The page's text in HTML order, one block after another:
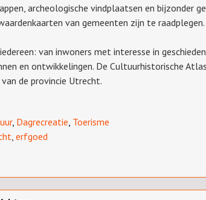
archeologische vindplaatsen en bijzonder
van gemeenten zijn te raadplegen.
van inwoners met interesse in
en ontwikkelingen. De Cultuurhistorische
de provincie Utrecht.
, Dagrecreatie Toerisme
erfgoed